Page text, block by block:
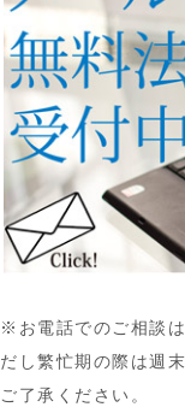
※お電話でのご相談
だし繁忙期の際は週
ご了承ください。